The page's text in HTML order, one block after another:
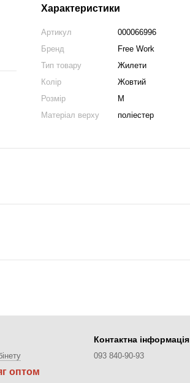
Характеристики
Артикул
000066996
Бренд
Free Work
Тип товару
Жилети
Колір
Жовтий
Розмір
M
Матеріал верху
поліестер
оптом
Контактна інформація
093 840-90-93